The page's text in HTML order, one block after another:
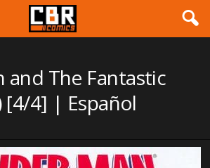
and The Fantastic
[4/4] | Español